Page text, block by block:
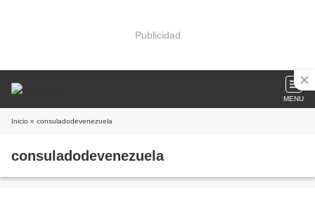
Publicidad
MENU
Inicio » consuladodevenezuela
consuladodevenezuela